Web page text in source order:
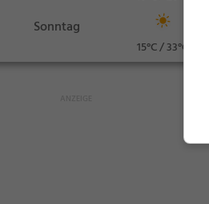
Sonntag
15°C / 33°C